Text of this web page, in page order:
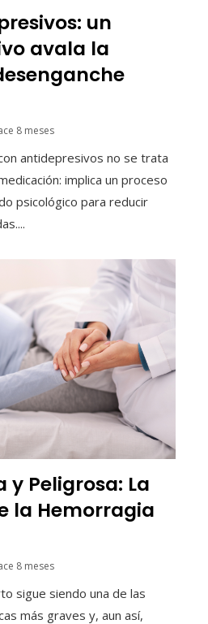
un
avala la
8 meses
antidepresivos no se trata
implica un proceso
psicológico para reducir
y Peligrosa: La
la Hemorragia
8 meses
sigue siendo una de las
más graves y, aun así,